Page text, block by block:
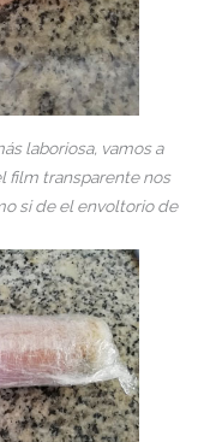
laboriosa, vamos a
film transparente nos
si de el envoltorio de